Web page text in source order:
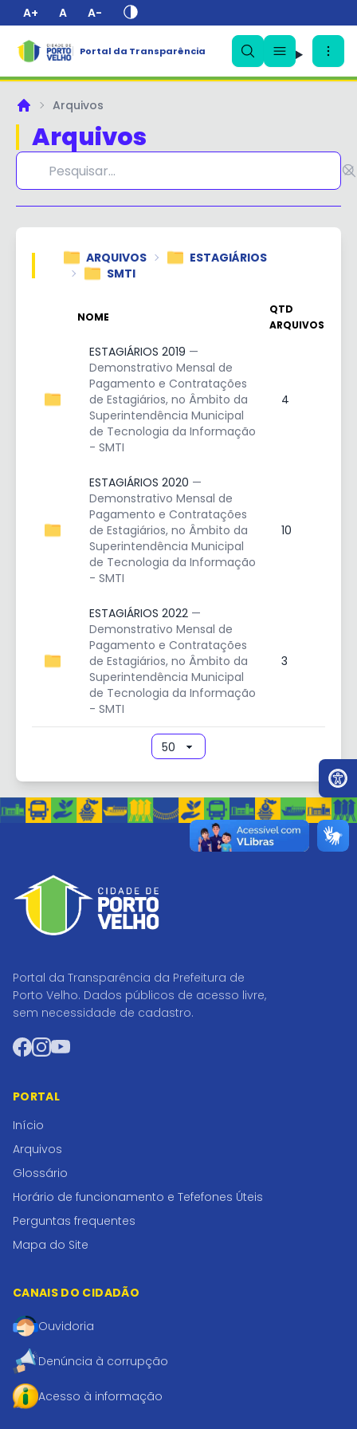
A+ A A-
Portal da Transparência
PrincipalArquivos
Arquivos
ARQUIVOS
ESTAGIÁRIOS
SMTI
NOME
QTD
ARQUIVOS
ESTAGIÁRIOS 2019 —
Demonstrativo Mensal de
Pagamento e Contratações
de Estagiários, no Âmbito da
Superintendência Municipal
de Tecnologia da Informação
- SMTI
4
ESTAGIÁRIOS 2020 —
Demonstrativo Mensal de
Pagamento e Contratações
de Estagiários, no Âmbito da
Superintendência Municipal
de Tecnologia da Informação
- SMTI
10
ESTAGIÁRIOS 2022 —
Demonstrativo Mensal de
Pagamento e Contratações
de Estagiários, no Âmbito da
Superintendência Municipal
de Tecnologia da Informação
- SMTI
3
Portal da Transparência da Prefeitura de
Porto Velho. Dados públicos de acesso livre,
sem necessidade de cadastro.
Facebook
Instagram
YouTube
PORTAL
Início
Arquivos
Glossário
Horário de funcionamento e Tefefones Úteis
Perguntas frequentes
Mapa do Site
CANAIS DO CIDADÃO
Ouvidoria
Denúncia à corrupção
Acesso à informação
Ir